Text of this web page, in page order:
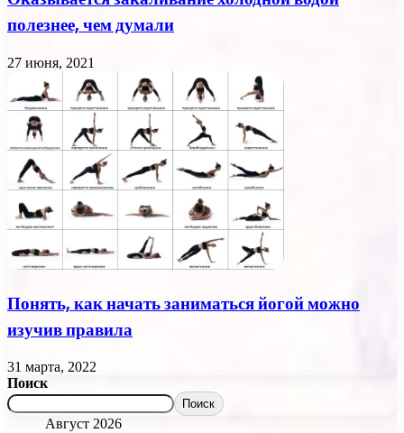
полезнее, чем думали
27 июня, 2021
Понять, как начать заниматься йогой можно
изучив правила
31 марта, 2022
Поиск
Поиск
Август 2026